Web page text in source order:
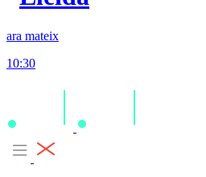
ara mateix
10:30